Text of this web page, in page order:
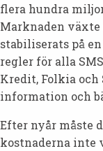
flera hundra
Marknaden växte
stabiliserats på
regler för alla
Kredit, Folkia och
information och
Efter nyår måste
kostnaderna inte